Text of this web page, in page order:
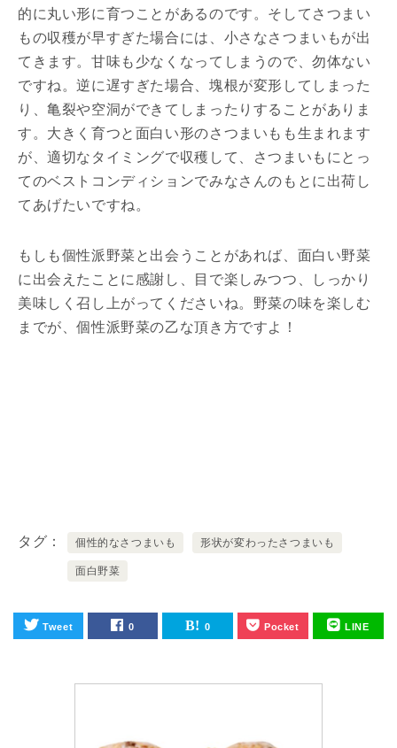
的に丸い形に育つことがあるのです。そしてさつまい
もの収穫が早すぎた場合には、小さなさつまいもが出
てきます。甘味も少なくなってしまうので、勿体ない
ですね。逆に遅すぎた場合、塊根が変形してしまった
り、亀裂や空洞ができてしまったりすることがありま
す。大きく育つと面白い形のさつまいもも生まれます
が、適切なタイミングで収穫して、さつまいもにとっ
てのベストコンディションでみなさんのもとに出荷し
てあげたいですね。
もしも個性派野菜と出会うことがあれば、面白い野菜
に出会えたことに感謝し、目で楽しみつつ、しっかり
美味しく召し上がってくださいね。野菜の味を楽しむ
までが、個性派野菜の乙な頂き方ですよ！
タグ 個性的なさつまいも 形状が変わったさつまいも
面白野菜
Tweet 0 0 Pocket LINE